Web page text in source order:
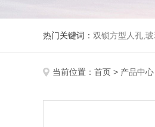
热门关键词： 双锁方型人孔,
当前位置： 首页 > 产品中心